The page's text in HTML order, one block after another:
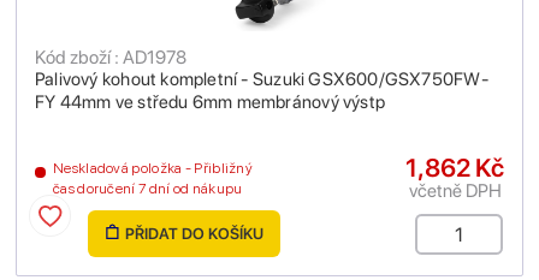
Palivový kohout kompletní - Suzuki GSX600/GSX750FW-
FY 44mm ve středu 6mm membránový výstp
Kód zboží : AD1978
Neskladová položka - Přibližný
čas doručení 7 dní od nákupu
1,862 Kč
včetně DPH
PŘIDAT DO KOŠÍKU